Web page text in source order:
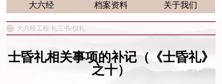
大六经
档案资料 关于我们
大六经工程/礼三书/仪礼
士昏礼相关事项的补记（《士昏礼》
之十）